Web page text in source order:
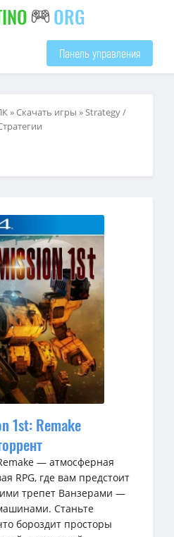
ORG
Панель управления
»Скачать игры »Strategy /
1st: Remake
— атмосферная
RPG, где вам предстоит
трепет Ванзерами —
Станьте
бороздит просторы